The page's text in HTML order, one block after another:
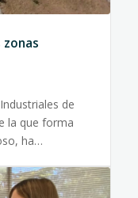
zonas
de
la que forma
ha…